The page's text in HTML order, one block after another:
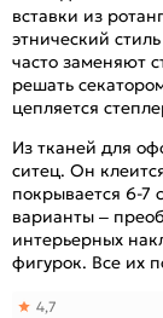
вставки из
этнический
часто заменяют
решать
цепляется
Из тканей для
ситец. Он
покрывается 6-7
варианты –
интерьерных
фигурок. Все их
4,7